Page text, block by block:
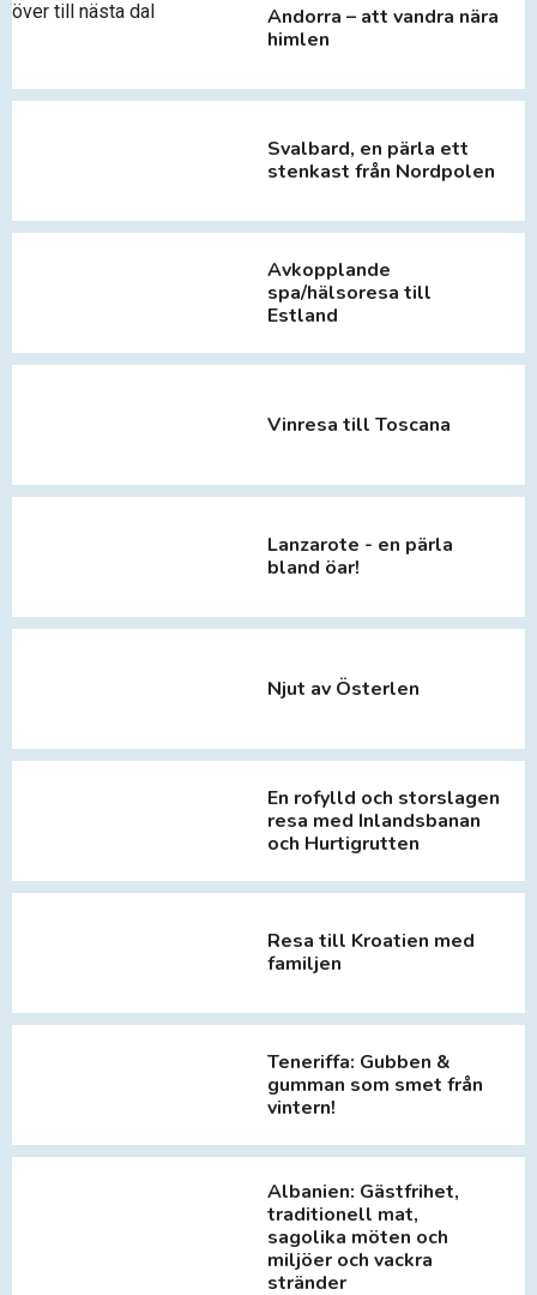
Andorra – att vandra nära
himlen
Svalbard, en pärla ett
stenkast från Nordpolen
Avkopplande
spa/hälsoresa till
Estland
Vinresa till Toscana
Lanzarote - en pärla
bland öar!
Njut av Österlen
En rofylld och storslagen
resa med Inlandsbanan
och Hurtigrutten
Resa till Kroatien med
familjen
Teneriffa: Gubben &
gumman som smet från
vintern!
Albanien: Gästfrihet,
traditionell mat,
sagolika möten och
miljöer och vackra
stränder